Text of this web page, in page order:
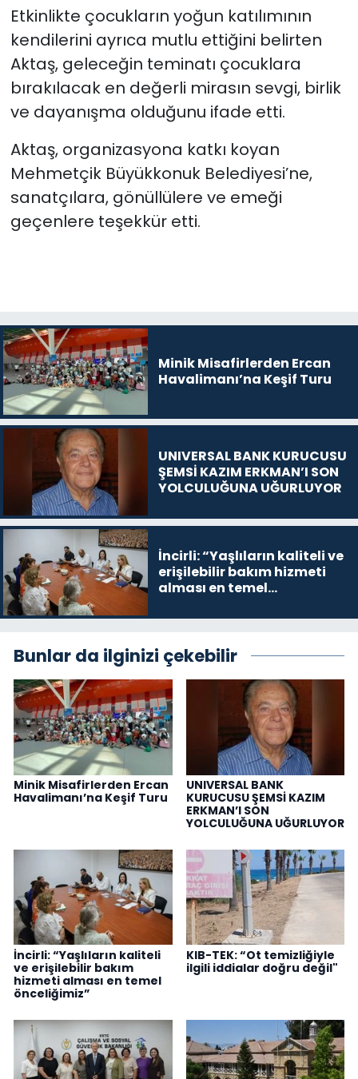
Etkinlikte çocukların yoğun katılımının
kendilerini ayrıca mutlu ettiğini belirten
Aktaş, geleceğin teminatı çocuklara
bırakılacak en değerli mirasın sevgi, birlik
ve dayanışma olduğunu ifade etti.
Aktaş, organizasyona katkı koyan
Mehmetçik Büyükkonuk Belediyesi’ne,
sanatçılara, gönüllülere ve emeği
geçenlere teşekkür etti.
Minik Misafirlerden Ercan
Havalimanı’na Keşif Turu
UNIVERSAL BANK KURUCUSU
ŞEMSİ KAZIM ERKMAN’I SON
YOLCULUĞUNA UĞURLUYOR
İncirli: “Yaşlıların kaliteli ve
erişilebilir bakım hizmeti
alması en temel
Bunlar da ilginizi çekebilir
Minik Misafirlerden Ercan
Havalimanı’na Keşif Turu
UNIVERSAL BANK
KURUCUSU ŞEMSİ KAZIM
ERKMAN’I SON
YOLCULUĞUNA UĞURLUYOR
İncirli: “Yaşlıların kaliteli
ve erişilebilir bakım
hizmeti alması en temel
önceliğimiz”
KIB-TEK: “Ot temizliğiyle
ilgili iddialar doğru değil"